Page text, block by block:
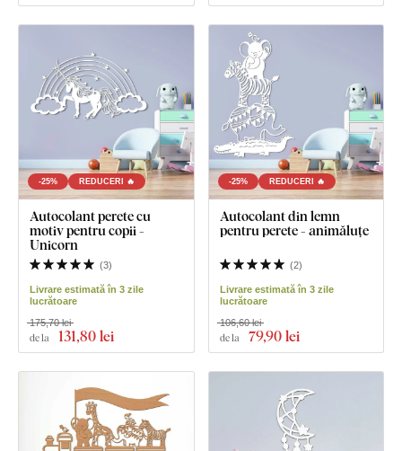
-25% REDUCERI 🔥
Autocolant perete cu
motiv pentru copii -
Unicorn
(3)
Livrare estimată în 3 zile
lucrătoare
de la 131,80 lei
175,70 lei
-25% REDUCERI 🔥
Autocolant din lemn
pentru perete - animăluțe
(2)
Livrare estimată în 3 zile
lucrătoare
de la 79,90 lei
106,60 lei